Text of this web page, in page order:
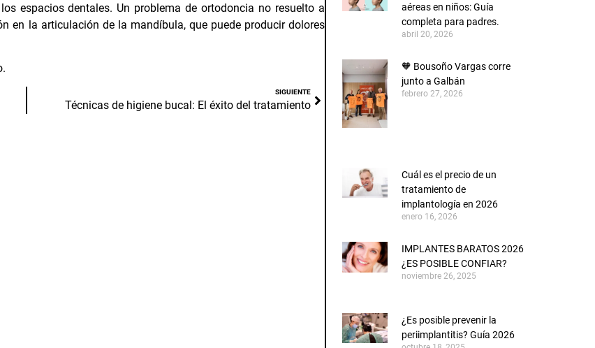
espacios dentales. Un problema de ortodoncia no resuelto a
en la articulación de la mandíbula, que puede producir dolores
SIGUIENTE
Técnicas de higiene bucal: El éxito del tratamiento
aéreas en niños: Guía
completa para padres.
abril 20, 2026
🧡 Bousoño Vargas corre
junto a Galbán
febrero 27, 2026
Cuál es el precio de un
tratamiento de
implantología en 2026
enero 16, 2026
IMPLANTES BARATOS 2026
¿ES POSIBLE CONFIAR?
noviembre 26, 2025
¿Es posible prevenir la
periimplantitis? Guía 2026